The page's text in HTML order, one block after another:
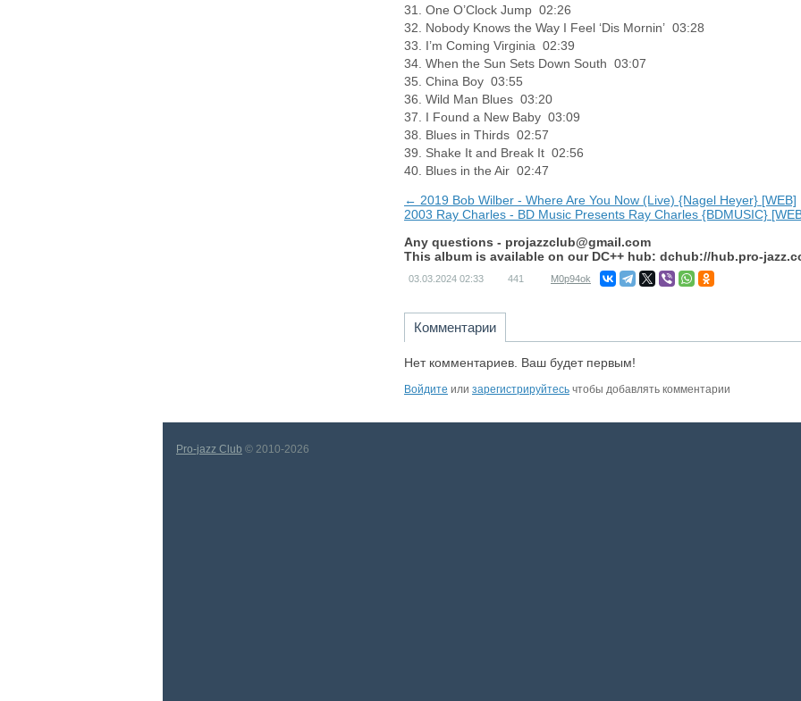
31. One O’Clock Jump 02:26
32. Nobody Knows the Way I Feel ‘Dis Mornin’ 03:28
33. I’m Coming Virginia 02:39
34. When the Sun Sets Down South 03:07
35. China Boy 03:55
36. Wild Man Blues 03:20
37. I Found a New Baby 03:09
38. Blues in Thirds 02:57
39. Shake It and Break It 02:56
40. Blues in the Air 02:47
← 2019 Bob Wilber - Where Are You Now (Live) {Nagel Heyer} [WEB]
2003 Ray Charles - BD Music Presents Ray Charles {BDMUSIC}
Any questions - projazzclub@gmail.com
This album is available on our DC++ hub: dchub://hub.pro-
03.03.2024 02:33 441 M0p94ok
Комментарии
Нет комментариев. Ваш будет первым!
Войдите или зарегистрируйтесь чтобы добавлять комментарии
Pro-jazz Club © 2010-2026